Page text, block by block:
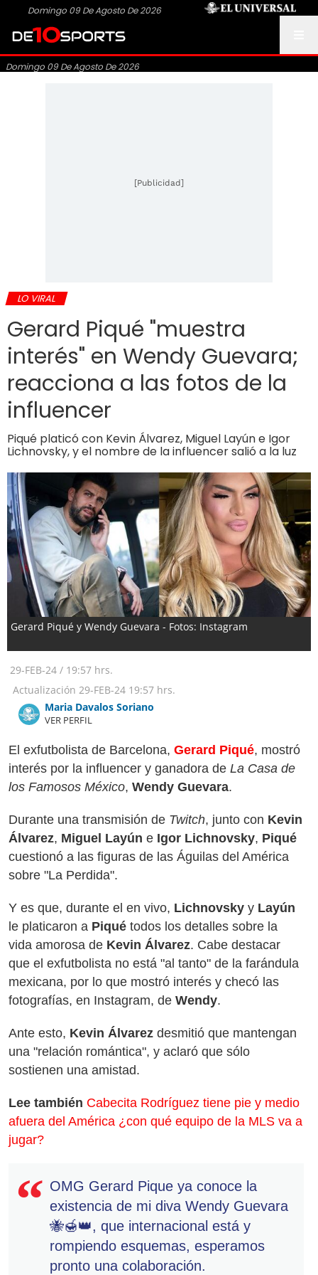
Domingo 09 De Agosto De 2026
Domingo 09 De Agosto De 2026
[Publicidad]
LO VIRAL
Gerard Piqué "muestra
interés" en Wendy Guevara;
reacciona a las fotos de la
influencer
Piqué platicó con Kevin Álvarez, Miguel Layún e Igor
Lichnovsky, y el nombre de la influencer salió a la luz
Gerard Piqué y Wendy Guevara - Fotos: Instagram
29-FEB-24 / 19:57 hrs.
Actualización 29-FEB-24 19:57 hrs.
Maria Davalos Soriano
VER PERFIL
El exfutbolista de Barcelona, Gerard Piqué, mostró
interés por la influencer y ganadora de La Casa de
los Famosos México, Wendy Guevara.
Durante una transmisión de Twitch, junto con Kevin
Álvarez, Miguel Layún e Igor Lichnovsky, Piqué
cuestionó a las figuras de las Águilas del América
sobre "La Perdida".
Y es que, durante el en vivo, Lichnovsky y Layún
le platicaron a Piqué todos los detalles sobre la
vida amorosa de Kevin Álvarez. Cabe destacar
que el exfutbolista no está "al tanto" de la farándula
mexicana, por lo que mostró interés y checó las
fotografías, en Instagram, de Wendy.
Ante esto, Kevin Álvarez desmitió que mantengan
una "relación romántica", y aclaró que sólo
sostienen una amistad.
Lee también Cabecita Rodríguez tiene pie y medio
afuera del América ¿con qué equipo de la MLS va a
jugar?
OMG Gerard Pique ya conoce la
existencia de mi diva Wendy Guevara
🐝🍯👑, que internacional está y
rompiendo esquemas, esperamos
pronto una colaboración.